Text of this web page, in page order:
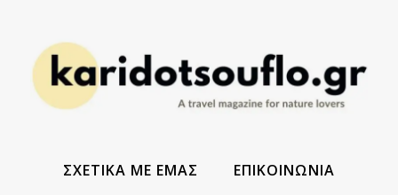
ΣΧΕΤΙΚΑ ΜΕ ΕΜΑΣ ΕΠΙΚΟΙΝΩΝΙΑ